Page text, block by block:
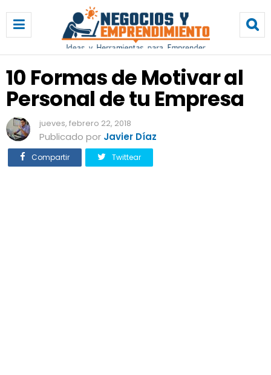
F
o
m
a
s
d
e
M
o
10 Formas de Motivar al
Personal de tu Empresa
jueves, febrero 22, 2018
Publicado por Javier Díaz
Compartir Twittear